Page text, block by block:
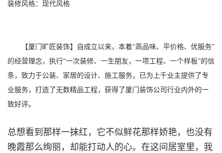
装修风格：现代风格
【厦门旷匠装饰】自成立以来，本着“高品味、平价格、优服务”
的经营理念，执行“一次装修、一生朋友，一项工程、一个样板”的信
条，致力于公装、家居的设计、施工服务，已为上千业主提供了专
业服务，打造了无数精品工程，获得了厦门装饰公司行业内外的一
致好评。
总想看到那样一抹红，它不似鲜花那样娇艳，也没有
晚霞那么绚丽，却能打动人的心。在这间居室里，我